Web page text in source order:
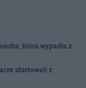
która wypadła z
startowali z